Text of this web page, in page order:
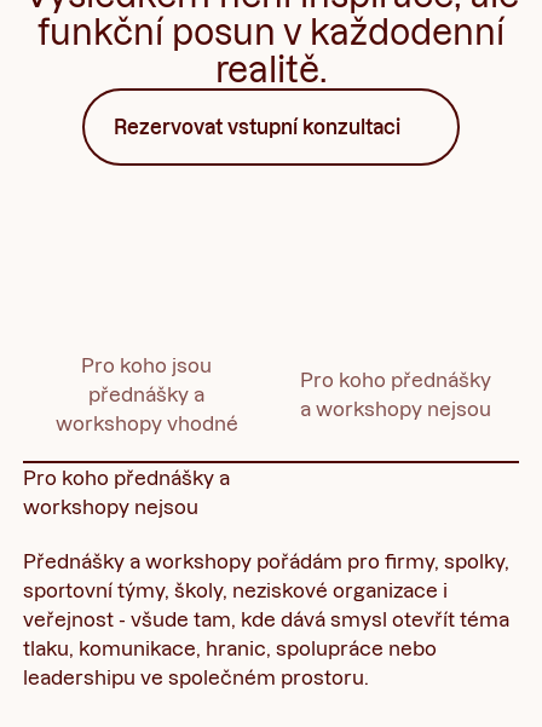
funkční posun v každodenní
realitě.
Rezervovat vstupní konzultaci
Pro koho jsou
přednášky a
workshopy vhodné
Pro koho přednášky
a workshopy nejsou
Pro koho přednášky a
workshopy nejsou
Přednášky a workshopy pořádám pro firmy, spolky,
sportovní týmy, školy, neziskové organizace i
veřejnost - všude tam, kde dává smysl otevřít téma
tlaku, komunikace, hranic, spolupráce nebo
leadershipu ve společném prostoru.